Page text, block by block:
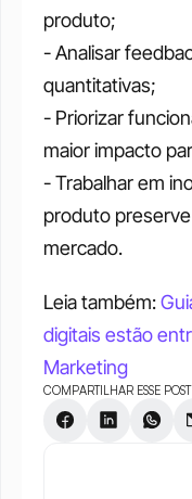
produto;
- Analisar
quantitativas;
- Priorizar
maior impacto
- Trabalhar em
produto
mercado.
Leia também:
digitais estão
Marketing
COMPARTILHAR ESSE POST